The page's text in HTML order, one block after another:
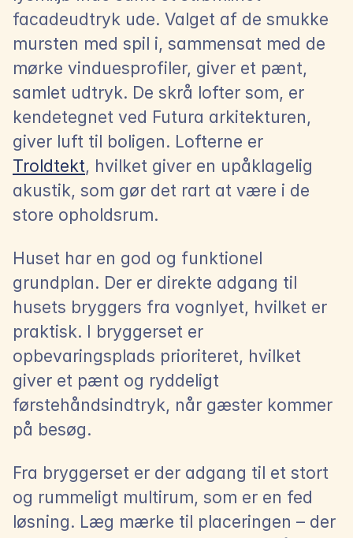
facadeudtryk ude. Valget af de smukke
mursten med spil i, sammensat med de
mørke vinduesprofiler, giver et pænt,
samlet udtryk. De skrå lofter som, er
kendetegnet ved Futura arkitekturen,
Troldtekt, hvilket giver en upåklagelig
akustik, som gør det rart at være i de
store opholdsrum.
Huset har en god og funktionel
grundplan. Der er direkte adgang til
husets bryggers fra vognlyet, hvilket er
praktisk. I bryggerset er
opbevaringsplads prioriteret, hvilket
giver et pænt og ryddeligt
førstehåndsindtryk, når gæster kommer
på besøg.
Fra bryggerset er der adgang til et stort
og rummeligt multirum, som er en fed
løsning. Læg mærke til placeringen – der